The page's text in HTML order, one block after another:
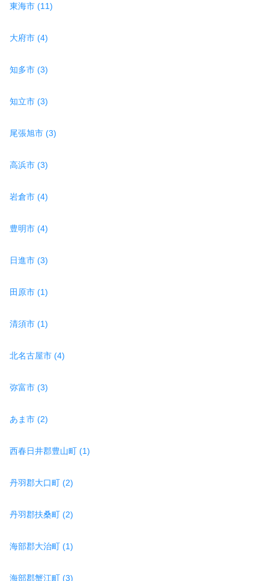
東海市 (11)
大府市 (4)
知多市 (3)
知立市 (3)
尾張旭市 (3)
高浜市 (3)
岩倉市 (4)
豊明市 (4)
日進市 (3)
田原市 (1)
清須市 (1)
北名古屋市 (4)
弥富市 (3)
あま市 (2)
西春日井郡豊山町 (1)
丹羽郡大口町 (2)
丹羽郡扶桑町 (2)
海部郡大治町 (1)
海部郡蟹江町 (3)